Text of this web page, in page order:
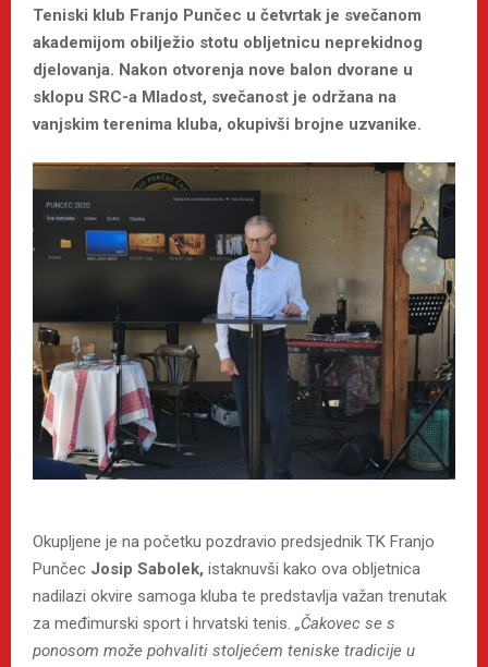
Teniski klub Franjo Punčec u četvrtak je svečanom
akademijom obilježio stotu obljetnicu neprekidnog
djelovanja. Nakon otvorenja nove balon dvorane u
sklopu SRC-a Mladost, svečanost je održana na
vanjskim terenima kluba, okupivši brojne uzvanike.
Okupljene je na početku pozdravio predsjednik TK Franjo
Punčec Josip Sabolek, istaknuvši kako ova obljetnica
nadilazi okvire samoga kluba te predstavlja važan trenutak
za međimurski sport i hrvatski tenis. „Čakovec se s
ponosom može pohvaliti stoljećem teniske tradicije u